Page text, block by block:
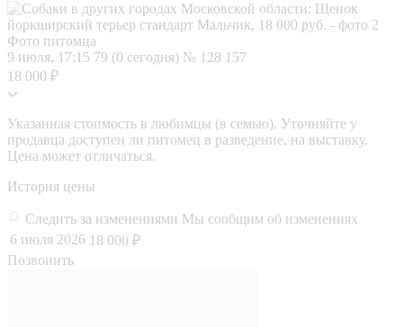
Фото питомца
9 июля, 17:15 79 (0 сегодня) № 128 157
18 000 ₽
Указанная стоимость в любимцы (в семью). Уточняйте у
продавца доступен ли питомец в разведение, на выставку.
Цена может отличаться.
История цены
Следить за изменениями Мы сообщим об изменениях
6 июля 2026 18 000 ₽
Позвонить